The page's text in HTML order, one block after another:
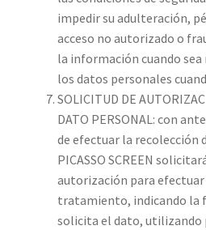
impedir su adulteración,
acceso no autorizado o
la información cuando
los datos personales
SOLICITUD DE
DATO PERSONAL: con
de efectuar la recolección
PICASSO SCREEN
autorización para efectuar
tratamiento, indicando la
solicita el dato, utilizando